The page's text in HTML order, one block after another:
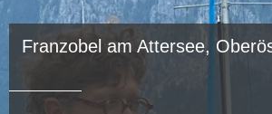
Franzobel am Attersee,